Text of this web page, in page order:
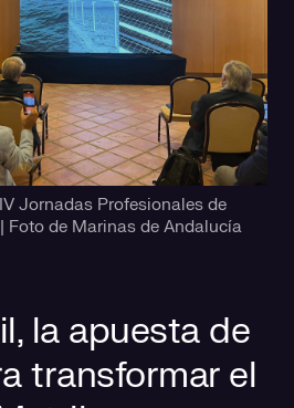
Jornadas Profesionales de
Foto de Marinas de Andalucía
la apuesta de
transformar el